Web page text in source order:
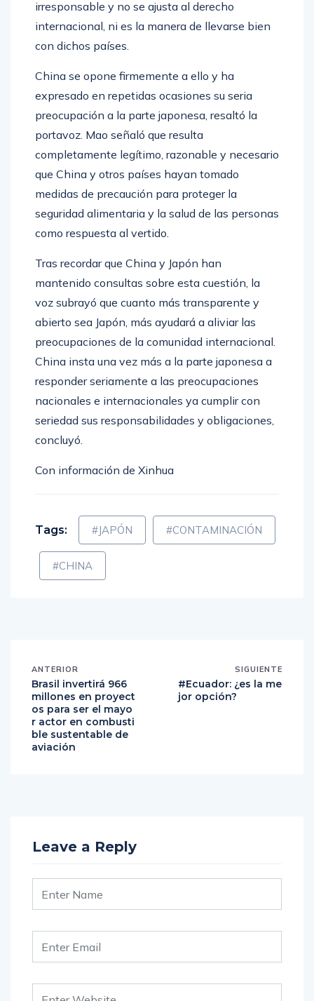
internacional, ni es la manera de llevarse bien
con dichos países.
expresado en repetidas ocasiones su seria
preocupación a la parte japonesa, resaltó la
portavoz. Mao señaló que resulta
completamente legítimo, razonable y necesario
que China y otros países hayan tomado
medidas de precaución para proteger la
seguridad alimentaria y la salud de las personas
como respuesta al vertido.
mantenido consultas sobre esta cuestión, la
voz subrayó que cuanto más transparente y
abierto sea Japón, más ayudará a aliviar las
preocupaciones de la comunidad internacional.
China insta una vez más a la parte japonesa a
responder seriamente a las preocupaciones
nacionales e internacionales ya cumplir con
seriedad sus responsabilidades y obligaciones,
concluyó.
#JAPÓN #CONTAMINACIÓN
#CHINA
Brasil invertirá 966
millones en proyect
os para ser el mayo
r actor en combusti
ble sustentable de
aviación
#Ecuador: ¿es la me
jor opción?